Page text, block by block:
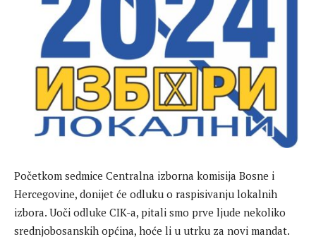
Početkom sedmice Centralna izborna komisija Bosne i
Hercegovine, donijet će odluku o raspisivanju lokalnih
izbora. Uoči odluke CIK-a, pitali smo prve ljude nekoliko
srednjobosanskih općina, hoće li u utrku za novi mandat.